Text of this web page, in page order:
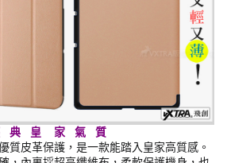
典 皇 家 氣 質
質皮革保護，是一款能踏入皇家高質感。